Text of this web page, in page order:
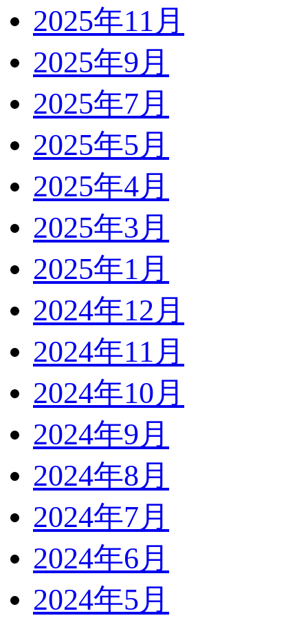
2025年11月
2025年9月
2025年7月
2025年5月
2025年4月
2025年3月
2025年1月
2024年12月
2024年11月
2024年10月
2024年9月
2024年8月
2024年7月
2024年6月
2024年5月